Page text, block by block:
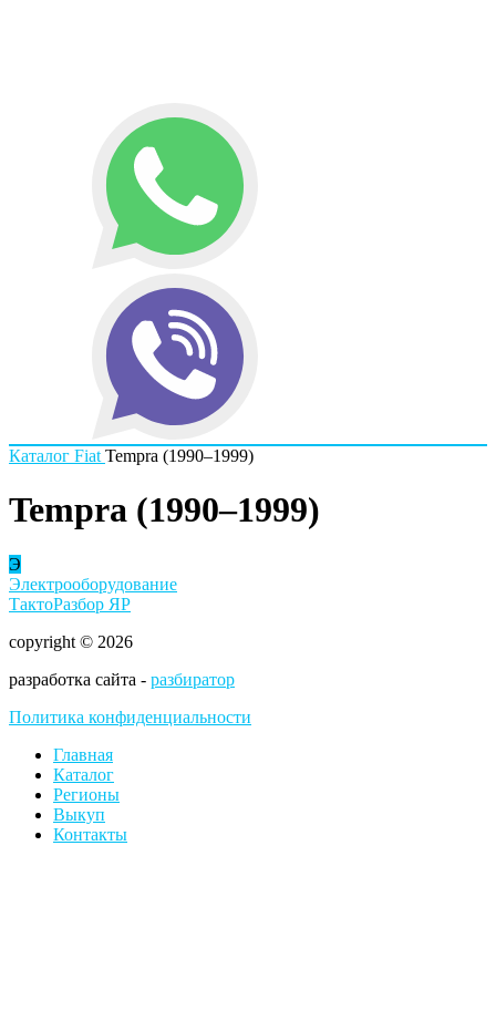
Каталог Fiat Tempra (1990–1999)
Tempra (1990–1999)
Э
Электрооборудование
ТактоРазбор ЯР
copyright © 2026
разработка сайта - разбиратор
Политика конфиденциальности
Главная
Каталог
Регионы
Выкуп
Контакты